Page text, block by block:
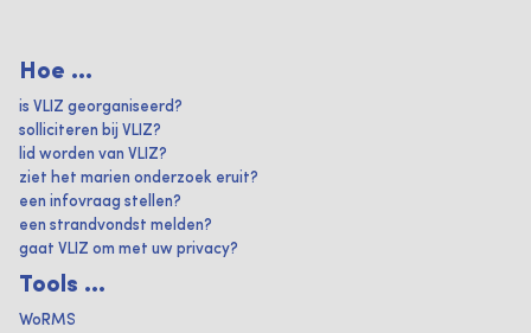
Hoe ...
is VLIZ georganiseerd?
solliciteren bij VLIZ?
lid worden van VLIZ?
ziet het marien onderzoek eruit?
een infovraag stellen?
een strandvondst melden?
gaat VLIZ om met uw privacy?
Tools ...
WoRMS